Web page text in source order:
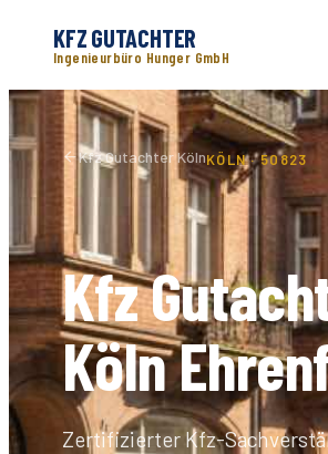
KFZ GUTACHTER
Ingenieurbüro Hunger GmbH
Kfz Gutachter KölnKÖLN ·50823
Kfz
Köln
Zertifizierter Kfz-